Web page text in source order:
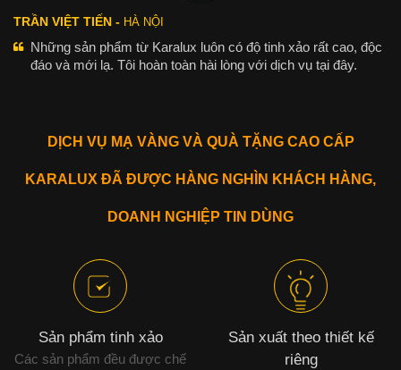
TRẦN VIỆT TIẾN - HÀ NỘI
Những sản phẩm từ Karalux luôn có độ tinh xảo rất cao, độc
đáo và mới lạ. Tôi hoàn toàn hài lòng với dịch vụ tại đây.
DỊCH VỤ MẠ VÀNG VÀ QUÀ TẶNG CAO CẤP
KARALUX ĐÃ ĐƯỢC HÀNG NGHÌN KHÁCH HÀNG,
DOANH NGHIỆP TIN DÙNG
Sản phẩm tinh xảo
Các sản phẩm đều được chế
Sản xuất theo thiết kế
riêng